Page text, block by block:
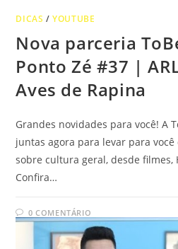
DICAS /YOUTUBE
Nova parceria
Ponto Zé #37 |
Aves de Rapina
Grandes novidades para você! A
juntas agora para levar para
sobre cultura geral, desde filmes,
Confira…
0 COMENTÁRIO